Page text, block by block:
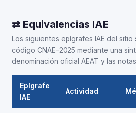
⇄ Equivalencias IAE
Los siguientes epígrafes IAE del sitio
código CNAE-2025 mediante una
denominación oficial AEAT y las
Epígrafe
IAE
Actividad